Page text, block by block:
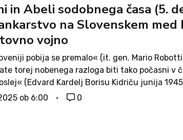
in Abeli sodobnega časa (5.
na Slovenskem med
vojno
pobija se premalo« (it. gen. Mario
torej nobenega razloga biti tako počasni v
(Edvard Kardelj Borisu Kidriču junija
ukazov italijanskega in komunističnega
ob 6:00 0